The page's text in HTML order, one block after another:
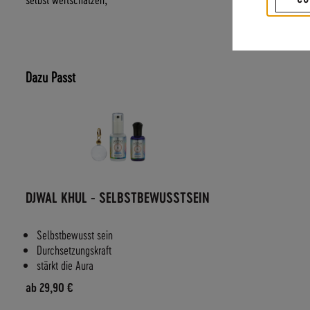
Dazu Passt
DJWAL KHUL - SELBSTBEWUSSTSEIN
Selbstbewusst sein
Durchsetzungskraft
stärkt die Aura
ab 29,90 €